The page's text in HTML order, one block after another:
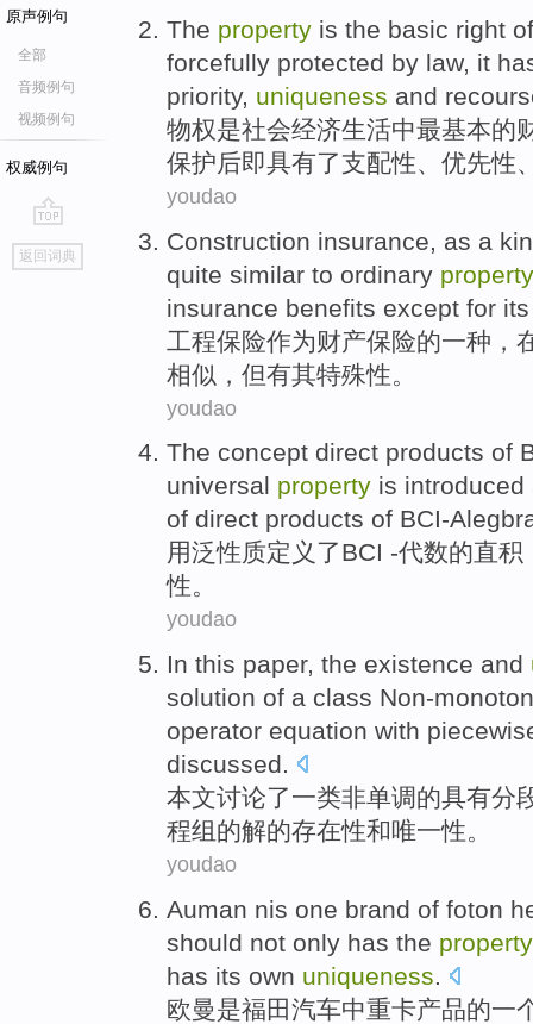
原声例句
全部
音频例句
视频例句
权威例句
go
top
返回词典
The property is the basic right of
forcefully protected by law, it
priority, uniqueness and
物权是社会经济生活中最基本的
保护后即具有了支配性、优先性
youdao
Construction insurance as a
quite similar to ordinary property
insurance benefits except for its
工程保险作为财产保险的一种 ，
相似 ， 但有其特殊性。
youdao
The concept direct products of
universal property is introduced
of direct products of BCI-
用泛性质定义 了BCI -代数的直积
性。
youdao
In this paper, the existence and
solution of a class Non-
operator equation with
discussed.
本文讨论了一类非单调的具有分
程组的解的存在性和唯一性。
youdao
Auman nis one brand of foton
should not only has the property
has its own uniqueness.
欧曼是福田汽车中重卡产品的一